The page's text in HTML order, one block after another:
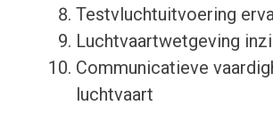
Testvluchtuitvoering
Luchtvaartwetgeving
Communicatieve
luchtvaart